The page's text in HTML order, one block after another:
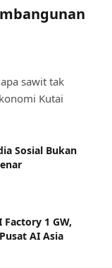
sawit tak
Kutai
Sosial Bukan
1 GW,
AI Asia